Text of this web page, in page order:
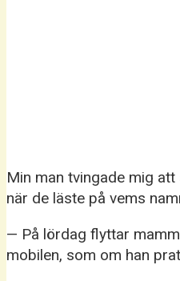
Min man tvingade mig
när de läste på vems
— På lördag flyttar
mobilen, som om han